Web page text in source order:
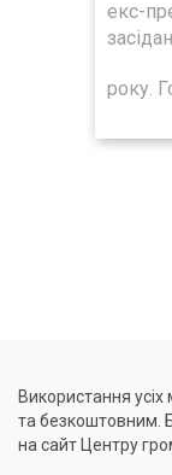
екс-
року.
Використання усіх
та безкоштовним.
на сайт Центру